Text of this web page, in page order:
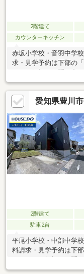
2階建て
カウンターキッチン
赤坂小学校・音羽中学
求・見学予約は下部の
愛知県豊川
2階建て
駐車2台
平尾小学校・中部中学
料請求・見学予約は下
せ」よりお気軽にお問